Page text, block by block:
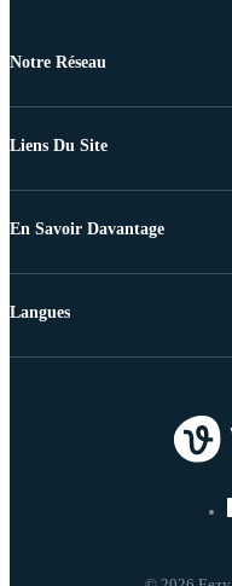
Notre Réseau
Liens Du Site
En Savoir Davantage
Langues